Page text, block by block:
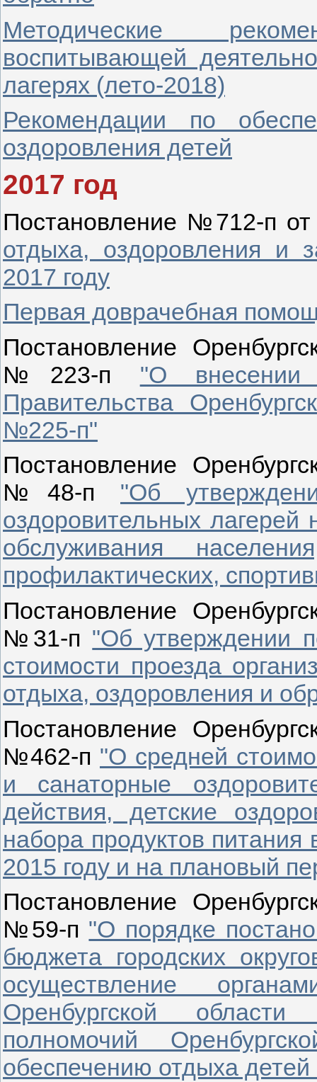
Методические
воспитывающей
лагерях (лето-2018)
Рекомендации по
оздоровления детей
2017 год
Постановление №712-п
отдыха, оздоровления и
2017 году
Первая доврачебная
Постановление
№223-п "О внесении
Правительства
№225-п"
Постановление
№48-п "Об
оздоровительных лагерей
обслуживания
профилактических,
Постановление
№31-п "Об утверждении
стоимости проезда
отдыха, оздоровления и
Постановление
№462-п "О средней
и санаторные
действия, детские
набора продуктов
2015 году и на плановый
Постановление
№59-п "О порядке
бюджета городских
осуществление
Оренбургской области
полномочий
обеспечению отдыха